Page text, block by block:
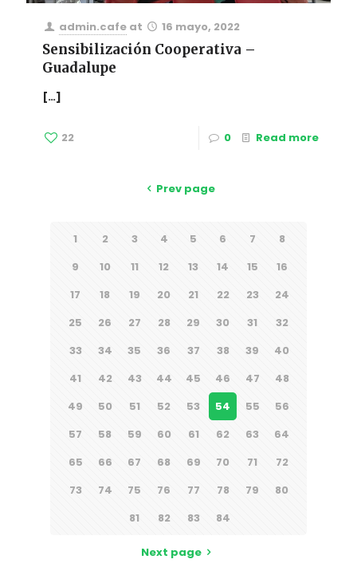
admin.cafe at 16 mayo, 2022
Sensibilización Cooperativa –
Guadalupe
[…]
22 0 Read more
Prev page
1 2 3 4 5 6 7
8
9
10 11 12 13 14 15
16
17
18 19 20 21 22 23
24
25
26 27 28 29 30 31
32
33
34 35 36 37 38 39
40
41
42 43 44 45 46 47
48
49
50 51 52 53 54 55
56
57
58 59 60 61 62 63
64
65
66 67 68 69 70 71
72
73
74 75 76 77 78 79
80
81
82 83 84
Next page